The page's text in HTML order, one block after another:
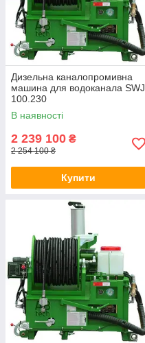
Дизельна каналопромивна
машина для водоканала SWJ
100.230
В наявності
2 239 100 ₴
2 254 100 ₴
Купити